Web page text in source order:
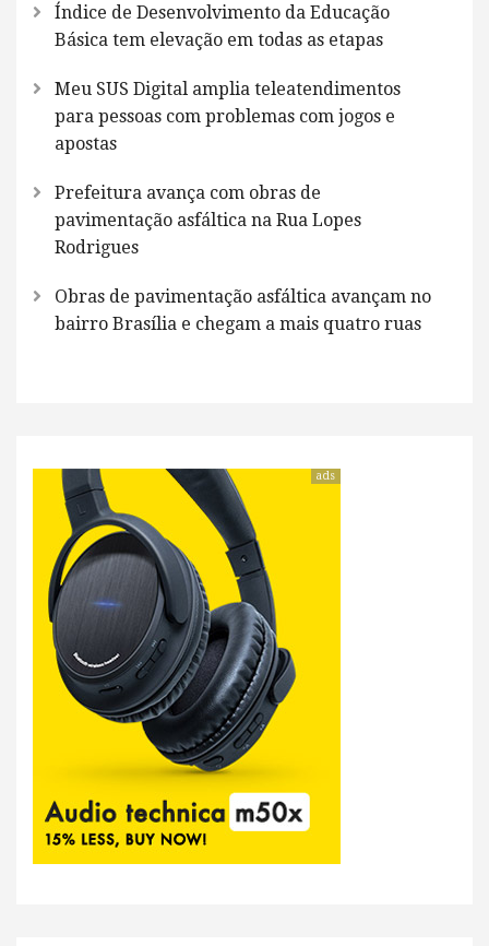
Índice de Desenvolvimento da Educação
Básica tem elevação em todas as etapas
Meu SUS Digital amplia teleatendimentos
para pessoas com problemas com jogos e
apostas
Prefeitura avança com obras de
pavimentação asfáltica na Rua Lopes
Rodrigues
Obras de pavimentação asfáltica avançam no
bairro Brasília e chegam a mais quatro ruas
ads